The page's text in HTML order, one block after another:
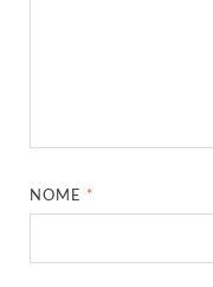
NOME *